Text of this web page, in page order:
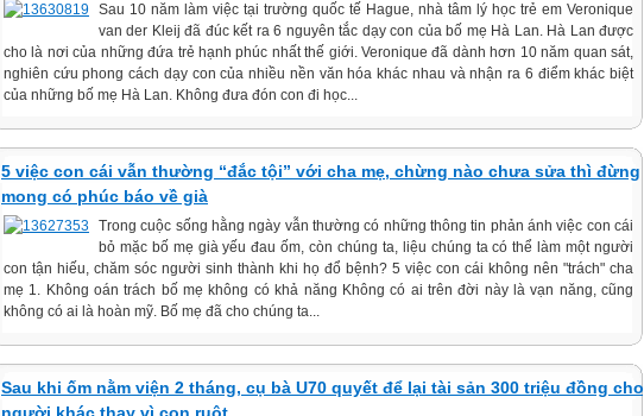
Sau 10 năm làm việc tại trường quốc tế Hague, nhà tâm lý học trẻ em Veronique
van der Kleij đã đúc kết ra 6 nguyên tắc dạy con của bố mẹ Hà Lan. Hà Lan được
cho là nơi của những đứa trẻ hạnh phúc nhất thế giới. Veronique đã dành hơn 10 năm quan sát,
nghiên cứu phong cách dạy con của nhiều nền văn hóa khác nhau và nhận ra 6 điểm khác biệt
của những bố mẹ Hà Lan. Không đưa đón con đi học...
5 việc con cái vẫn thường “đắc tội” với cha mẹ, chừng nào chưa sửa thì đừng
mong có phúc báo về già
Trong cuộc sống hằng ngày vẫn thường có những thông tin phản ánh việc con cái
bỏ mặc bố mẹ già yếu đau ốm, còn chúng ta, liệu chúng ta có thể làm một người
con tận hiếu, chăm sóc người sinh thành khi họ đổ bệnh? 5 việc con cái không nên "trách" cha
mẹ 1. Không oán trách bố mẹ không có khả năng Không có ai trên đời này là vạn năng, cũng
không có ai là hoàn mỹ. Bố mẹ đã cho chúng ta...
Sau khi ốm nằm viện 2 tháng, cụ bà U70 quyết để lại tài sản 300 triệu đồng cho